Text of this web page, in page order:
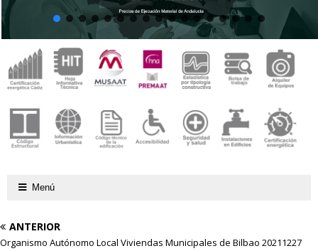
Menú
ANTERIOR
Organismo Autónomo Local Viviendas Municipales de Bilbao 20211227